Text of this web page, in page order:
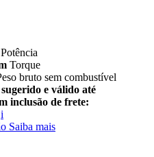
Potência
Torque
bruto sem combustível
e válido até
inclusão de frete:
i
Saiba mais